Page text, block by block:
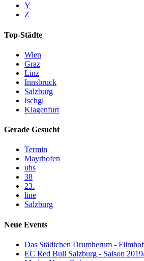
Y
Z
Top-Städte
Wien
Graz
Linz
Innsbruck
Salzburg
Ischgl
Klagenfurt
Gerade Gesucht
Termin
Mayrhofen
uhs
38
23.
line
Salzburg
Neue Events
Das Städtchen Drumherum -
EC Red Bull Salzburg - Saison